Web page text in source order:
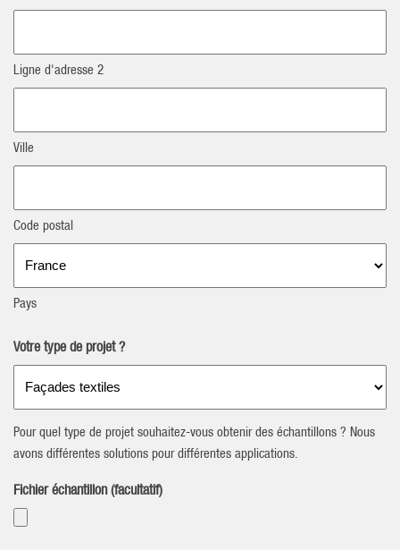
Ligne d'adresse 2
Ville
Code postal
Pays
Votre type de projet ?
Pour quel type de projet souhaitez-vous obtenir des échantillons ? Nous
avons différentes solutions pour différentes applications.
Fichier échantillon (facultatif)